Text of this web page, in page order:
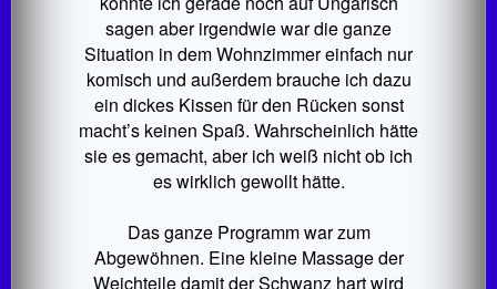
sagen aber irgendwie war die ganze
Situation in dem Wohnzimmer einfach nur
komisch und außerdem brauche ich dazu
ein dickes Kissen für den Rücken sonst
macht’s keinen Spaß. Wahrscheinlich hätte
sie es gemacht, aber ich weiß nicht ob ich
es wirklich gewollt hätte.
Das ganze Programm war zum
Abgewöhnen. Eine kleine Massage der
Weichteile damit der Schwanz hart wird